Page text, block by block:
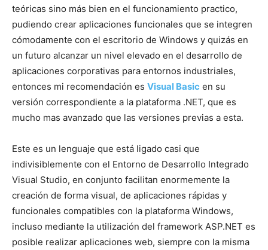
teóricas sino más bien en el funcionamiento practico,
pudiendo crear aplicaciones funcionales que se integren
cómodamente con el escritorio de Windows y quizás en
un futuro alcanzar un nivel elevado en el desarrollo de
aplicaciones corporativas para entornos industriales,
entonces mi recomendación es Visual Basic en su
versión correspondiente a la plataforma .NET, que es
mucho mas avanzado que las versiones previas a esta.
Este es un lenguaje que está ligado casi que
indivisiblemente con el Entorno de Desarrollo Integrado
Visual Studio, en conjunto facilitan enormemente la
creación de forma visual, de aplicaciones rápidas y
funcionales compatibles con la plataforma Windows,
incluso mediante la utilización del framework ASP.NET es
posible realizar aplicaciones web, siempre con la misma